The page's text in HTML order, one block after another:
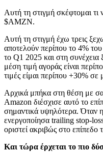
Αυτή τη στιγμή σκέφτομαι
$AMZN.
Αυτή τη στιγμή έχω τρεις
αποτελούν περίπου το 4%
το Q1 2025 και στη
μέση τιμή αγοράς είναι
τιμές είμαι περίπου +30%
Αρχικά μπήκα στη θέση με
Amazon διέσχισε αυτό το
σημαντικά υψηλότερα. Όταν
ενεργοποίησα trailing stop-
οριστεί ακριβώς στο
Και τώρα έρχεται το πιο